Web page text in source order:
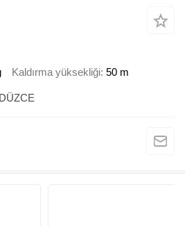
Kaldırma yüksekliği 50 m